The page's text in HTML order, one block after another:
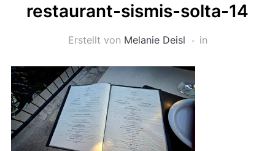
restaurant-sismis-solta-14
Erstellt von Melanie Deisl in